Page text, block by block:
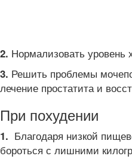
2. Нормализовать уровень
3. Решить проблемы
лечение простатита и
При похудении
1. Благодаря низкой
бороться с лишними